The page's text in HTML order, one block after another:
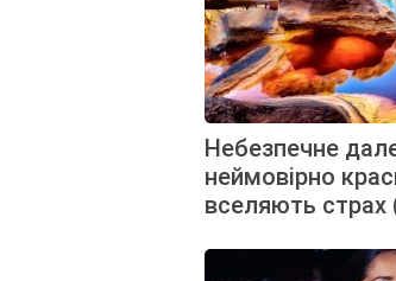
Небезпечне
неймовірно
вселяють